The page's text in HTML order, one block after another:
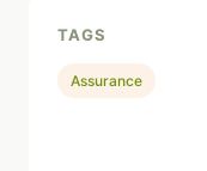
TAGS
Assurance